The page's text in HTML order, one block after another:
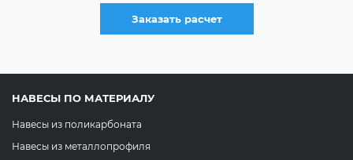
Заказать расчет
НАВЕСЫ ПО МАТЕРИАЛУ
Навесы из поликарбоната
Навесы из металлопрофиля